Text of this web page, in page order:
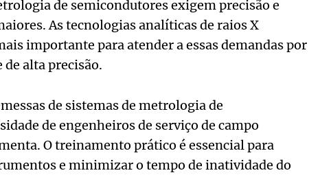
de semicondutores exigem precisão e
As tecnologias analíticas de raios X
importante para atender a essas demandas por
alta precisão.
de sistemas de metrologia de
de engenheiros de serviço de campo
O treinamento prático é essencial para
e minimizar o tempo de inatividade do